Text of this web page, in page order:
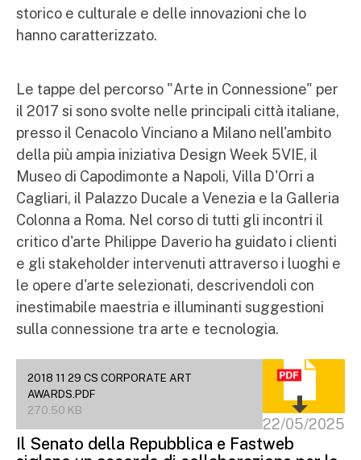
storico e culturale e delle innovazioni che lo
hanno caratterizzato.
Le tappe del percorso "Arte in Connessione" per
il 2017 si sono svolte nelle principali città italiane,
presso il Cenacolo Vinciano a Milano nell'ambito
della più ampia iniziativa Design Week 5VIE, il
Museo di Capodimonte a Napoli, Villa D'Orri a
Cagliari, il Palazzo Ducale a Venezia e la Galleria
Colonna a Roma. Nel corso di tutti gli incontri il
critico d'arte Philippe Daverio ha guidato i clienti
e gli stakeholder intervenuti attraverso i luoghi e
le opere d'arte selezionati, descrivendoli con
inestimabile maestria e illuminanti suggestioni
sulla connessione tra arte e tecnologia.
2018 11 29 CS CORPORATE ART
AWARDS.PDF
270.50 KB
22/05/2025
Il Senato della Repubblica e Fastweb